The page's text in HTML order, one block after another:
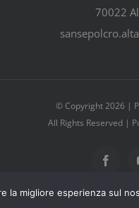
70022
© Copyright2026 |
All Rights Reserved |
la migliore esperienza sul